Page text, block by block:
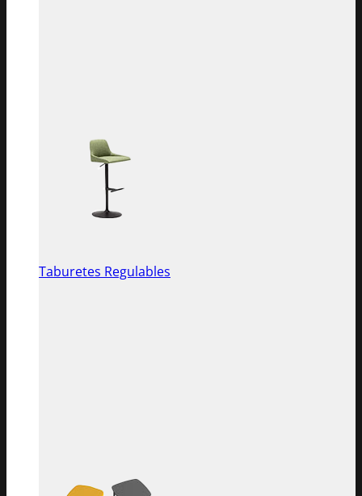
Taburetes Regulables